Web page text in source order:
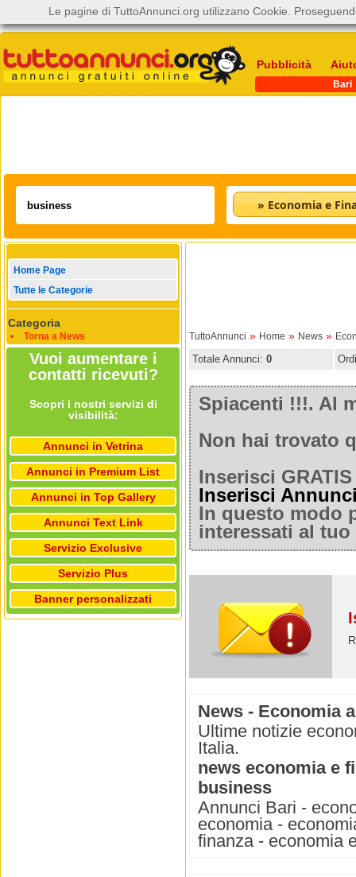
Pubblicità
Bari
» Economia e
Home Page
Tutte le Categorie
Categoria
Torna a News
Vuoi aumentare i
contatti ricevuti?
Scopri i nostri servizi di
visibilità:
Annunci in Vetrina
Annunci in Premium List
Annunci in Top Gallery
Annunci Text Link
Servizio Exclusive
Servizio Plus
Banner personalizzati
TuttoAnnunci » Home » News »
Totale Annunci: 0
Spiacenti !!!. Al
Non hai trovato
Inserisci
Inserisci
In questo modo
interessati al
News - Economia
Ultime notizie
Italia.
news economia e
business
Annunci Bari -
economia -
finanza - economia
Le pagine di TuttoAnnunci.org utilizzano Cookie.